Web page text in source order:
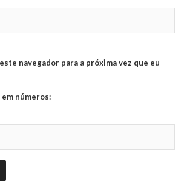
navegador para a próxima vez que eu
números: